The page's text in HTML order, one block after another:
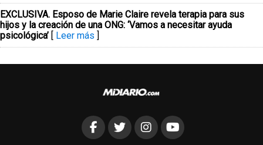
EXCLUSIVA. Esposo de Marie Claire revela terapia para sus
hijos y la creación de una ONG: ‘Vamos a necesitar ayuda
psicológica’ [ Leer más ]